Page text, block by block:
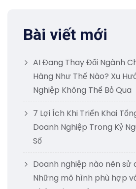
Bài viết mới
AI Đang Thay Đổi Ngành
Hàng Như Thế Nào? Xu
Nghiệp Không Thể Bỏ Qua
7 Lợi Ích Khi Triển Khai
Doanh Nghiệp Trong Kỷ
Số
Doanh nghiệp nào nên sử
Những mô hình phù hợp